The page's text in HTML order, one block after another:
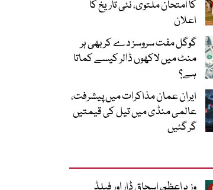
کا امتحان ملتوی، نئی تاریخ کا
اعلان
گوگل مفت سروسز دے کر بھی ہر
منٹ میں لاکھوں ڈالر کیسے کماتا
ہے؟
ایران عمان مذاکرات میں پیشرفت،
عالمی منڈی میں تیل کی قیمتیں
گر گئیں